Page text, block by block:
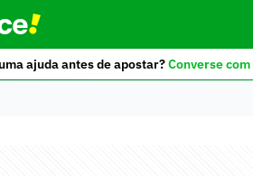
ajuda antes de apostar?Converse